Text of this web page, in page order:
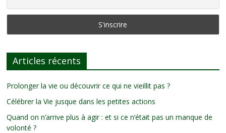
Articles récents
Prolonger la vie ou découvrir ce qui ne vieillit pas ?
Célébrer la Vie jusque dans les petites actions
Quand on n’arrive plus à agir : et si ce n’était pas un manque de
volonté ?